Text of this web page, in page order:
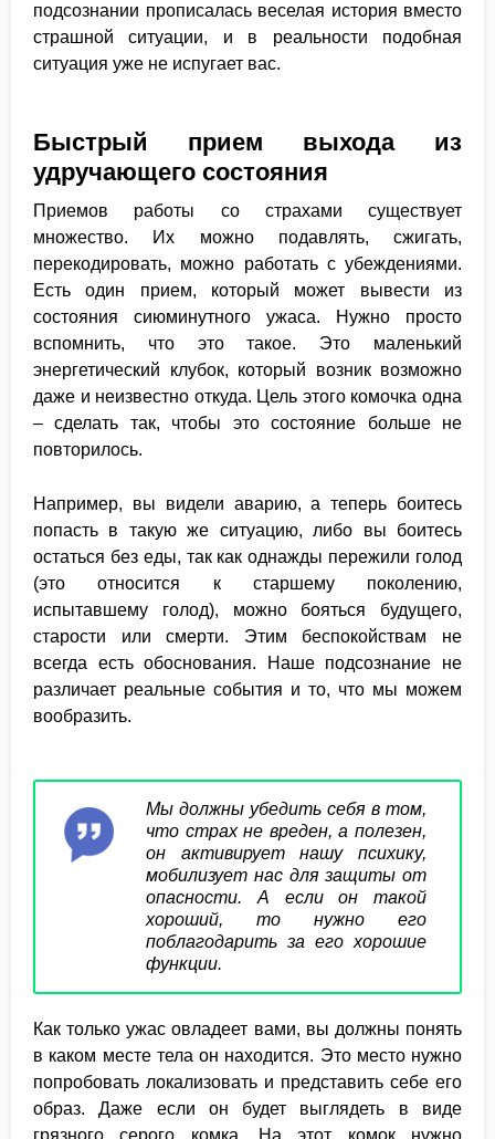
подсознании прописалась веселая история вместо
страшной ситуации, и в реальности подобная
ситуация уже не испугает вас.
Быстрый прием выхода из
удручающего состояния
Приемов работы со страхами существует
множество. Их можно подавлять, сжигать,
перекодировать, можно работать с убеждениями.
Есть один прием, который может вывести из
состояния сиюминутного ужаса. Нужно просто
вспомнить, что это такое. Это маленький
энергетический клубок, который возник возможно
даже и неизвестно откуда. Цель этого комочка одна
– сделать так, чтобы это состояние больше не
повторилось.
Например, вы видели аварию, а теперь боитесь
попасть в такую же ситуацию, либо вы боитесь
остаться без еды, так как однажды пережили голод
(это относится к старшему поколению,
испытавшему голод), можно бояться будущего,
старости или смерти. Этим беспокойствам не
всегда есть обоснования. Наше подсознание не
различает реальные события и то, что мы можем
вообразить.
Мы должны убедить себя в том,
что страх не вреден, а полезен,
он активирует нашу психику,
мобилизует нас для защиты от
опасности. А если он такой
хороший, то нужно его
поблагодарить за его хорошие
функции.
Как только ужас овладеет вами, вы должны понять
в каком месте тела он находится. Это место нужно
попробовать локализовать и представить себе его
образ. Даже если он будет выглядеть в виде
грязного серого комка. На этот комок нужно